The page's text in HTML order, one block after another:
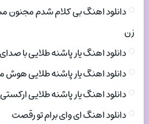
دانلود اهنگ بی کلام شدم مجنون
زن
دانلود اهنگ یار پاشنه طلایی با
دانلود اهنگ یار پاشنه طلایی
دانلود اهنگ یار پاشنه طلایی ارکستی
دانلود اهنگ ای وای برام تو رقصت